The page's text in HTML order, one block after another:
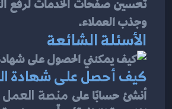
وجذب العملاء.
الأسئلة الشائعة
كيف أحصل على شهادة
أنشئ حسابًا على منصة العمل